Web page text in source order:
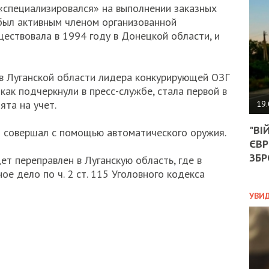
на выполнении заказных
активным членом организованной
в 1994 году в Донецкой области, и
Луганской области лидера конкурирующей ОЗГ
подчеркнули в пресс-службе, стала первой в
на учет.
с помощью автоматического оружия.
переправлен в Луганскую область, где в
дело по ч. 2 ст. 115 Уголовного кодекса
НА